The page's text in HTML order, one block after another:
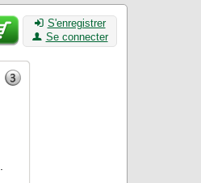
S'enregistrer
Se connecter